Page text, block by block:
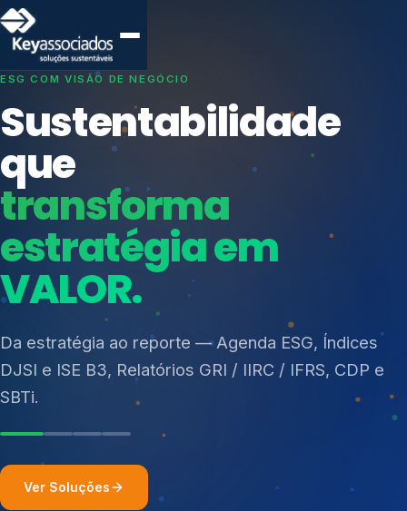
SISTEMAS DE GESTÃO OTIMIZADOS E INTEGRADOS
Conformidade que
protege seu
negócio.
Consultoria, auditoria e treinamentos em ISO 27001,
ISO 27701, ISO 42001, ISO 37001, ISO 9001, ISO
14001, ISO 45001, ONA e PNQ — Gestão de
resíduos sólidos (PGRS/PMGRS).
Índices de Mercado
Mudanças Climáticas
Reputação e Cadeia
Reporte Regulatório
Ver Soluções